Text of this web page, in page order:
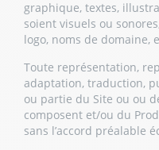
graphique, textes,
soient visuels ou
logo, noms de domaine,
Toute représentation,
adaptation, traduction,
ou partie du Site ou ou
composent et/ou du
sans l’accord préalable